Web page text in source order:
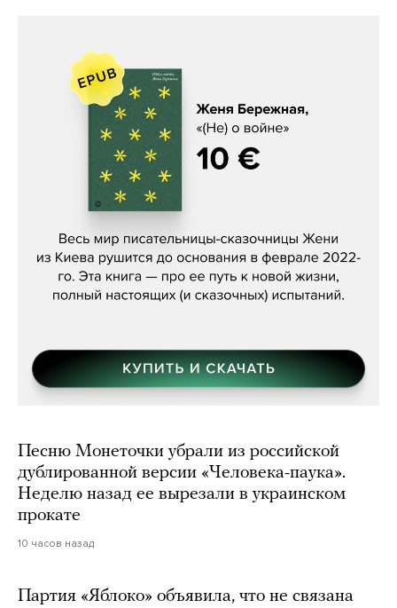
Женя Бережная, «(Не) о войне»
Песню Монеточки убрали из российской
дублированной версии «Человека-паука».
Неделю назад ее вырезали в украинском
прокате
10 часов назад
Партия «Яблоко» объявила, что не связана